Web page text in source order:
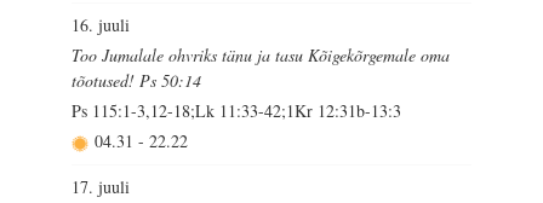
16. juuli
Too Jumalale ohvriks tänu ja tasu Kõigekõrgemale oma
tõotused! Ps 50:14
Ps 115:1-3,12-18;Lk 11:33-42;1Kr 12:31b-13:3
04.31 - 22.22
17. juuli